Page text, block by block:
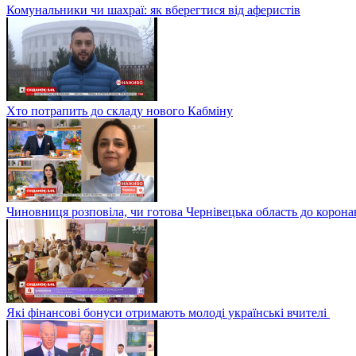
Комунальники чи шахраї: як вберегтися від аферистів
Хто потрапить до складу нового Кабміну
Чиновниця розповіла, чи готова Чернівецька область до
Які фінансові бонуси отримають молоді українські вчителі